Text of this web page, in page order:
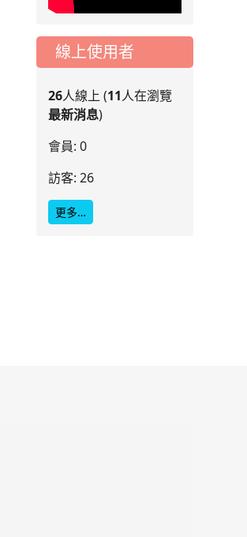
線上使用者
26人線上 (11人在瀏覽
最新消息)
會員: 0
訪客: 26
更多…